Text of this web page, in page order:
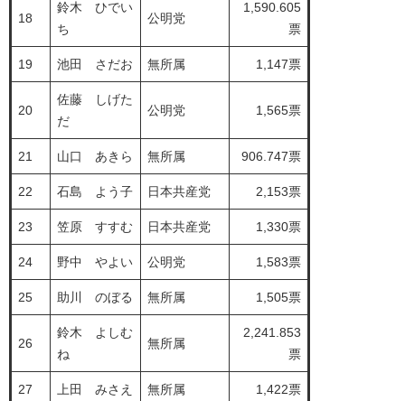
18
鈴木 ひでい
ち
公明党
1,590.605
票
19 池田 さだお 無所属 1,147票
20
佐藤 しげた
だ
公明党 1,565票
21 山口 あきら 無所属 906.747票
22 石島 よう子 日本共産党 2,153票
23 笠原 すすむ 日本共産党 1,330票
24 野中 やよい 公明党 1,583票
25 助川 のぼる 無所属 1,505票
26
鈴木 よしむ
ね
無所属
2,241.853
票
27 上田 みさえ 無所属 1,422票